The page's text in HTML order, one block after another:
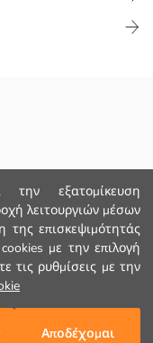
την εξατομίκευση
λειτουργιών μέσων
της επισκεψιμότητάς
με την επιλογή
τις ρυθμίσεις με την
Αποδέχομαι
από ύφασμα
μέρος και